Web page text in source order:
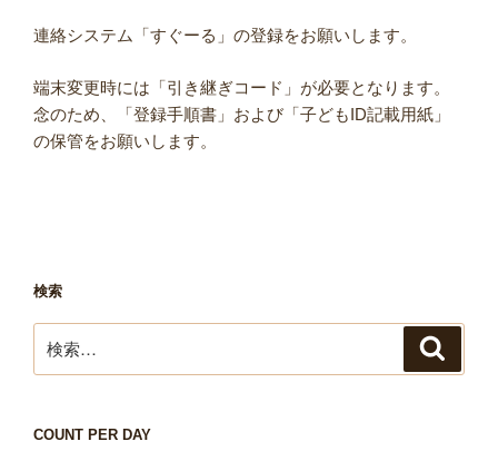
連絡システム「すぐーる」の登録をお願いします。
端末変更時には「引き継ぎコード」が必要となります。
念のため、「登録手順書」および「子どもID記載用紙」
の保管をお願いします。
検索
索:
COUNT PER DAY